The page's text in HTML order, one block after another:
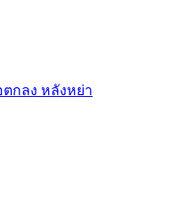
กลง หลังหย่า